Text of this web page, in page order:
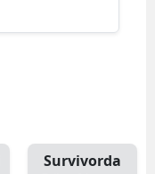
Survivorda